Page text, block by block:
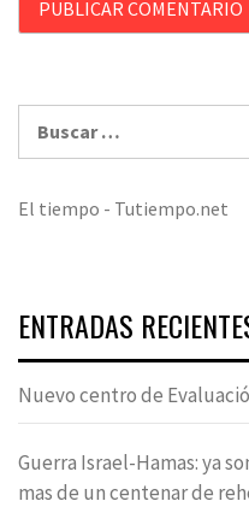
El tiempo - Tutiempo.net
ENTRADAS
Nuevo centro de
Guerra Israel-Hamas: ya
mas de un centenar de